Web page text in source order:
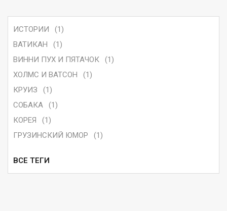
ИСТОРИИ
(1)
ВАТИКАН
(1)
ВИННИ ПУХ И ПЯТАЧОК
(1)
ХОЛМС И ВАТСОН
(1)
КРУИЗ
(1)
СОБАКА
(1)
КОРЕЯ
(1)
ГРУЗИНСКИЙ ЮМОР
(1)
ВСЕ ТЕГИ